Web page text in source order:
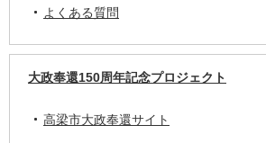
よくある質問
大政奉還150周年記念プロジェクト
高梁市大政奉還サイト